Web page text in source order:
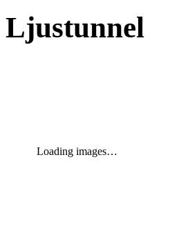
Ljustunnel
Loading images…